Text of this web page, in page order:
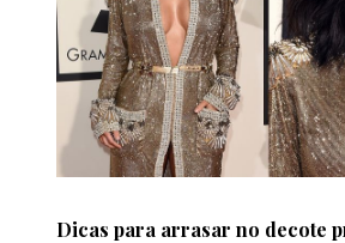
Dicas para arrasar no decote